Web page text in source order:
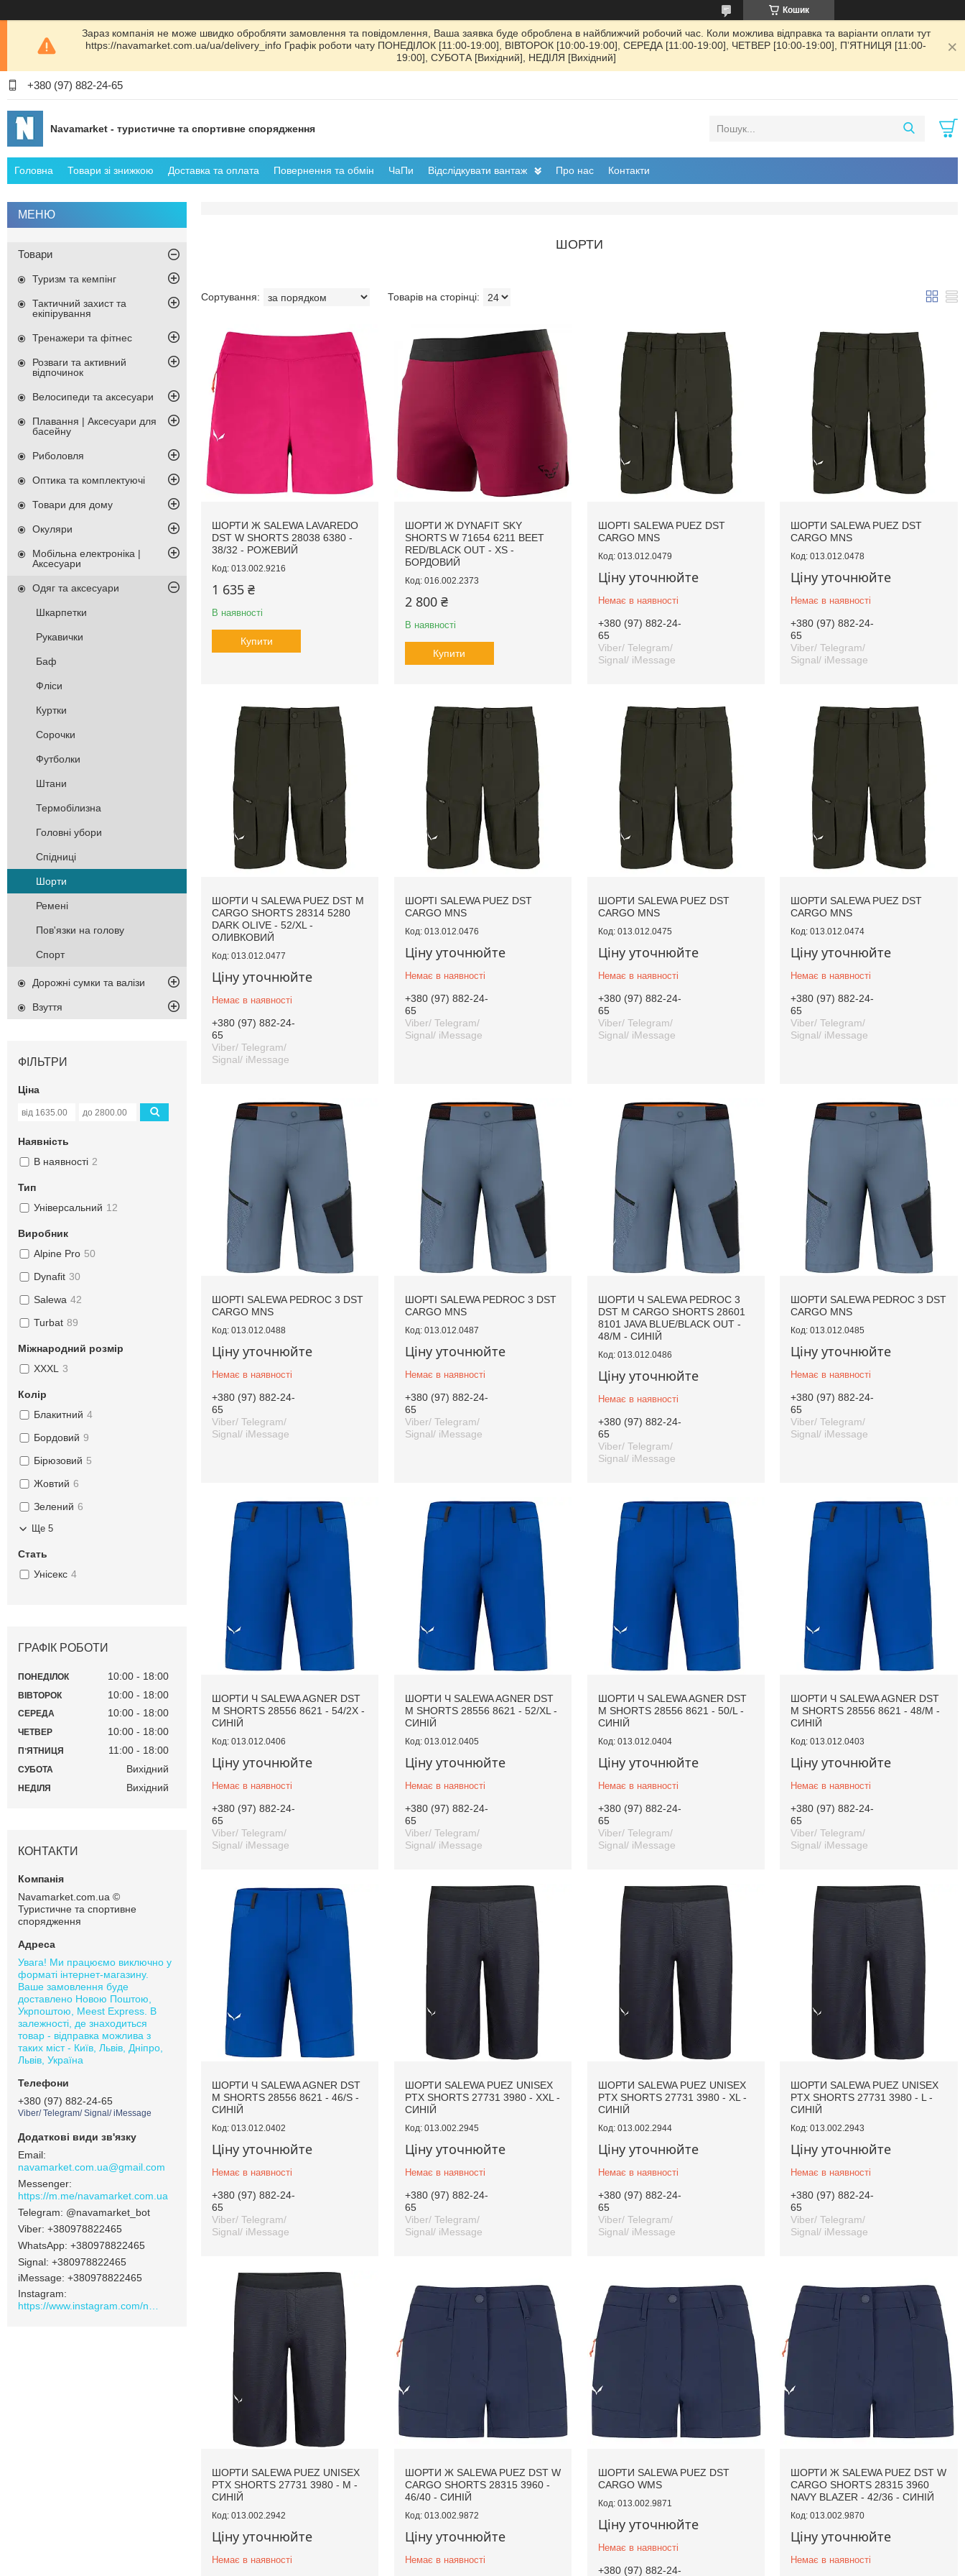
Кошик
Зараз компанія не може швидко обробляти замовлення та повідомлення, Ваша заявка буде оброблена в найближчий робочий час. Коли можлива відправка та варіанти оплати тут
https://navamarket.com.ua/ua/delivery_info Графік роботи чату ПОНЕДІЛОК [11:00-19:00], ВІВТОРОК [10:00-19:00], СЕРЕДА [11:00-19:00], ЧЕТВЕР [10:00-19:00], ПʼЯТНИЦЯ [11:00-
19:00], СУБОТА [Вихідний], НЕДІЛЯ [Вихідний]
+380 (97) 882-24-65
Navamarket - туристичне та спортивне спорядження
Головна Товари зі знижкою Доставка та оплата Повернення та обмін ЧаПи Відслідкувати вантаж Про нас Контакти
ШОРТИ
ШОРТИ Ж SALEWA LAVAREDO
DST W SHORTS 28038 6380 -
38/32 - РОЖЕВИЙ
013.002.9216
1 635 ₴
В наявності
Купити
ШОРТИ Ж DYNAFIT SKY
SHORTS W 71654 6211 BEET
RED/BLACK OUT - XS -
БОРДОВИЙ
016.002.2373
2 800 ₴
В наявності
Купити
ШОРТІ SALEWA PUEZ DST
CARGO MNS
013.012.0479
Ціну уточнюйте
Немає в наявності
+380 (97) 882-24-
65
Viber/ Telegram/
Signal/ iMessage
ШОРТИ SALEWA PUEZ DST
CARGO MNS
013.012.0478
Ціну уточнюйте
Немає в наявності
+380 (97) 882-24-
65
Viber/ Telegram/
Signal/ iMessage
ШОРТИ Ч SALEWA PUEZ DST M
CARGO SHORTS 28314 5280
DARK OLIVE - 52/XL -
ОЛИВКОВИЙ
013.012.0477
Ціну уточнюйте
Немає в наявності
+380 (97) 882-24-
65
Viber/ Telegram/
Signal/ iMessage
ШОРТІ SALEWA PUEZ DST
CARGO MNS
013.012.0476
Ціну уточнюйте
Немає в наявності
+380 (97) 882-24-
65
Viber/ Telegram/
Signal/ iMessage
ШОРТИ SALEWA PUEZ DST
CARGO MNS
013.012.0475
Ціну уточнюйте
Немає в наявності
+380 (97) 882-24-
65
Viber/ Telegram/
Signal/ iMessage
ШОРТИ SALEWA PUEZ DST
CARGO MNS
013.012.0474
Ціну уточнюйте
Немає в наявності
+380 (97) 882-24-
65
Viber/ Telegram/
Signal/ iMessage
ШОРТІ SALEWA PEDROC 3 DST
CARGO MNS
013.012.0488
Ціну уточнюйте
Немає в наявності
+380 (97) 882-24-
65
Viber/ Telegram/
Signal/ iMessage
ШОРТІ SALEWA PEDROC 3 DST
CARGO MNS
013.012.0487
Ціну уточнюйте
Немає в наявності
+380 (97) 882-24-
65
Viber/ Telegram/
Signal/ iMessage
ШОРТИ Ч SALEWA PEDROC 3
DST M CARGO SHORTS 28601
8101 JAVA BLUE/BLACK OUT -
48/M - СИНІЙ
013.012.0486
Ціну уточнюйте
Немає в наявності
+380 (97) 882-24-
65
Viber/ Telegram/
Signal/ iMessage
ШОРТИ SALEWA PEDROC 3 DST
CARGO MNS
013.012.0485
Ціну уточнюйте
Немає в наявності
+380 (97) 882-24-
65
Viber/ Telegram/
Signal/ iMessage
ШОРТИ Ч SALEWA AGNER DST
M SHORTS 28556 8621 - 54/2X -
СИНІЙ
013.012.0406
Ціну уточнюйте
Немає в наявності
+380 (97) 882-24-
65
Viber/ Telegram/
Signal/ iMessage
ШОРТИ Ч SALEWA AGNER DST
M SHORTS 28556 8621 - 52/XL -
СИНІЙ
013.012.0405
Ціну уточнюйте
Немає в наявності
+380 (97) 882-24-
65
Viber/ Telegram/
Signal/ iMessage
ШОРТИ Ч SALEWA AGNER DST
M SHORTS 28556 8621 - 50/L -
СИНІЙ
013.012.0404
Ціну уточнюйте
Немає в наявності
+380 (97) 882-24-
65
Viber/ Telegram/
Signal/ iMessage
ШОРТИ Ч SALEWA AGNER DST
M SHORTS 28556 8621 - 48/M -
СИНІЙ
013.012.0403
Ціну уточнюйте
Немає в наявності
+380 (97) 882-24-
65
Viber/ Telegram/
Signal/ iMessage
ШОРТИ Ч SALEWA AGNER DST
M SHORTS 28556 8621 - 46/S -
СИНІЙ
013.012.0402
Ціну уточнюйте
Немає в наявності
+380 (97) 882-24-
65
Viber/ Telegram/
Signal/ iMessage
ШОРТИ SALEWA PUEZ UNISEX
PTX SHORTS 27731 3980 - XXL -
СИНІЙ
013.002.2945
Ціну уточнюйте
Немає в наявності
+380 (97) 882-24-
65
Viber/ Telegram/
Signal/ iMessage
ШОРТИ SALEWA PUEZ UNISEX
PTX SHORTS 27731 3980 - XL -
СИНІЙ
013.002.2944
Ціну уточнюйте
Немає в наявності
+380 (97) 882-24-
65
Viber/ Telegram/
Signal/ iMessage
ШОРТИ SALEWA PUEZ UNISEX
PTX SHORTS 27731 3980 - L -
СИНІЙ
013.002.2943
Ціну уточнюйте
Немає в наявності
+380 (97) 882-24-
65
Viber/ Telegram/
Signal/ iMessage
ШОРТИ SALEWA PUEZ UNISEX
PTX SHORTS 27731 3980 - M -
СИНІЙ
013.002.2942
Ціну уточнюйте
Немає в наявності
ШОРТИ Ж SALEWA PUEZ DST W
CARGO SHORTS 28315 3960 -
46/40 - СИНІЙ
013.002.9872
Ціну уточнюйте
Немає в наявності
ШОРТИ SALEWA PUEZ DST
CARGO WMS
013.002.9871
Ціну уточнюйте
Немає в наявності
+380 (97) 882-24-
ШОРТИ Ж SALEWA PUEZ DST W
CARGO SHORTS 28315 3960
NAVY BLAZER - 42/36 - СИНІЙ
013.002.9870
Ціну уточнюйте
Немає в наявності
Товари
Туризм та кемпінг
Тактичний захист та
екіпірування
Тренажери та фітнес
Розваги та активний
відпочинок
Велосипеди та аксесуари
Плавання | Аксесуари для
басейну
Риболовля
Оптика та комплектуючі
Товари для дому
Окуляри
Мобільна електроніка |
Аксесуари
Одяг та аксесуари
Шкарпетки
Рукавички
Баф
Фліси
Куртки
Сорочки
Футболки
Штани
Термобілизна
Головні убори
Спідниці
Шорти
Ремені
Пов'язки на голову
Спорт
Дорожні сумки та валізи
Взуття
ФІЛЬТРИ
Ціна
Наявність
В наявності 2
Тип
Універсальний 12
Виробник
Alpine Pro 50
Dynafit 30
Salewa 42
Turbat 89
Міжнародний розмір
XXXL 3
Колір
Блакитний 4
Бордовий 9
Бірюзовий 5
Жовтий 6
Зелений 6
Ще 5
Стать
Унісекс 4
ГРАФІК РОБОТИ
ПОНЕДІЛОК 10:00 18:00
ВІВТОРОК 10:00 18:00
СЕРЕДА 10:00 18:00
ЧЕТВЕР 10:00 18:00
ПʼЯТНИЦЯ 11:00 18:00
СУБОТА Вихідний
НЕДІЛЯ Вихідний
КОНТАКТИ
Navamarket.com.ua ©
Туристичне та спортивне
спорядження
Увага! Ми працюємо виключно у
форматі інтернет-магазину.
Ваше замовлення буде
доставлено Новою Поштою,
Укрпоштою, Meest Express. В
залежності, де знаходиться
товар - відправка можлива з
таких міст - Київ, Львів, Дніпро,
Львів, Україна
+380 (97) 882-24-65
Viber/ Telegram/ Signal/ iMessage
navamarket.com.ua@gmail.com
https://m.me/navamarket.com.ua
@navamarket_bot
+380978822465
+380978822465
Signal +380978822465
iMessage +380978822465
Instagram